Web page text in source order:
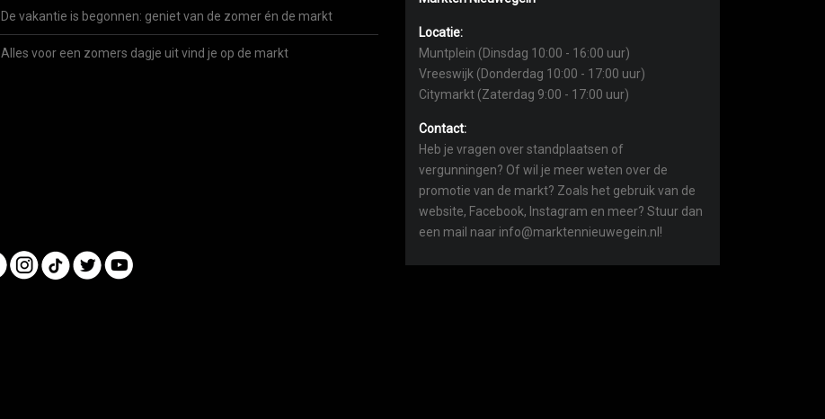
De vakantie is begonnen: geniet van de zomer én de markt
Alles voor een zomers dagje uit vind je op de markt
Locatie:
Muntplein (Dinsdag 10:00 - 16:00 uur)
Vreeswijk (Donderdag 10:00 - 17:00 uur)
Citymarkt (Zaterdag 9:00 - 17:00 uur)
Contact:
Heb je vragen over standplaatsen of
vergunningen? Of wil je meer weten over de
promotie van de markt? Zoals het gebruik van de
website, Facebook, Instagram en meer? Stuur dan
een mail naar info@marktennieuwegein.nl!